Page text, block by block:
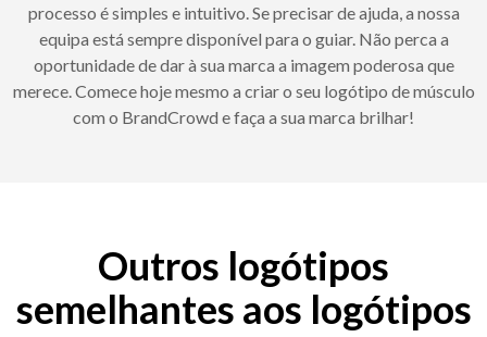
processo é simples e intuitivo. Se precisar de ajuda, a nossa
equipa está sempre disponível para o guiar. Não perca a
oportunidade de dar à sua marca a imagem poderosa que
merece. Comece hoje mesmo a criar o seu logótipo de músculo
com o BrandCrowd e faça a sua marca brilhar!
Outros logótipos
semelhantes aos logótipos